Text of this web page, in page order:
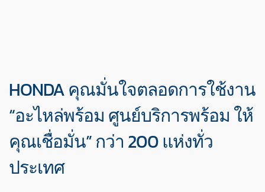
HONDA คุณมั่นใจตลอดการใช้งาน
“อะไหล่พร้อม ศูนย์บริการพร้อม ให้
คุณเชื่อมั่น” กว่า 200 แห่งทั่ว
ประเทศ